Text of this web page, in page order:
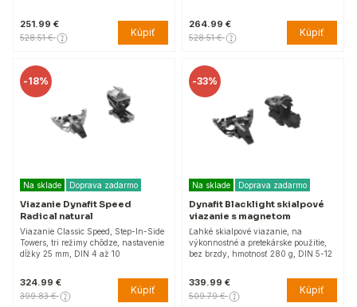
251.99 €
528.51 € Kúpiť
264.99 €
528.51 € Kúpiť
-18%
Na sklade Doprava zadarmo
Viazanie Dynafit Speed
Radical natural
Viazanie Classic Speed, Step-In-Side
Towers, tri režimy chôdze, nastavenie
dĺžky 25 mm, DIN 4 až 10
324.99 €
399.83 € Kúpiť
-33%
Na sklade Doprava zadarmo
Dynafit Blacklight skialpové
viazanie s magnetom
Ľahké skialpové viazanie, na
výkonnostné a pretekárske použitie,
bez brzdy, hmotnosť 280 g, DIN 5-12
339.99 €
509.79 € Kúpiť